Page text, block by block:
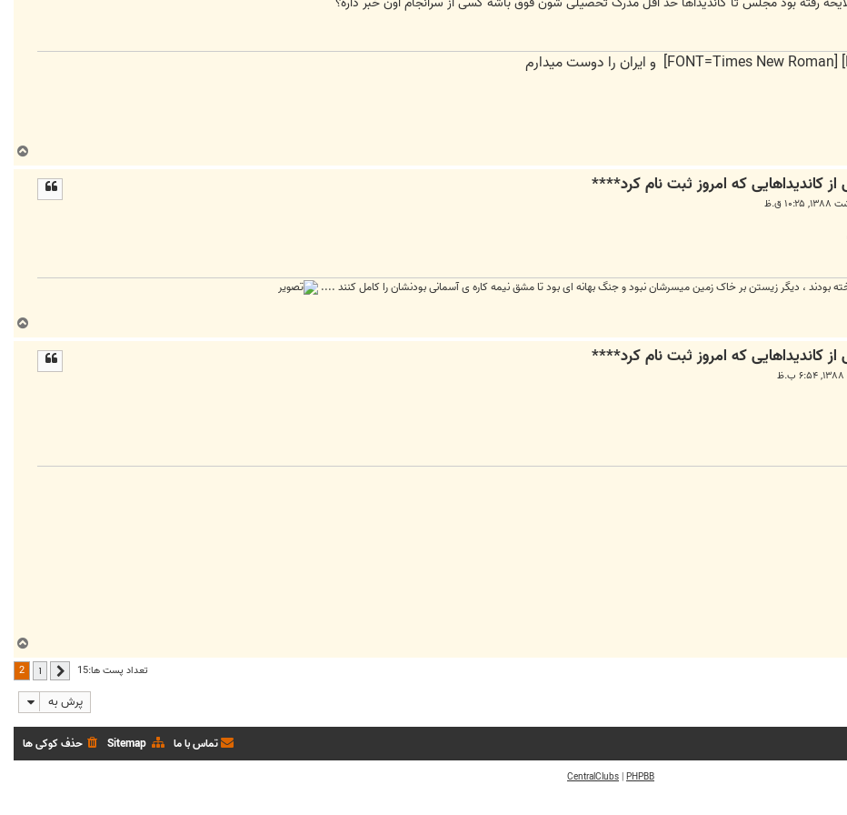
ا
بودند ، دیگر زیستن بر خاک زمین میسرشان نبود و جنگ بهانه ای بود تا مشق نیمه کاره ی آسمانی بودنشان را کامل کنند ....
ا
ا
ل
تعداد پست ها:15 قبلی 1
2
پرش به
حذف کوکی ها Sitemap تماس با ما
PHPBB
|
CentralClubs